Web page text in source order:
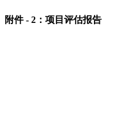
附件 - 2：项目评估报告